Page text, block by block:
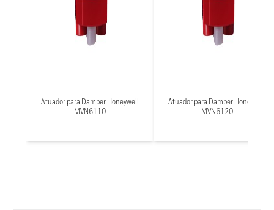
Atuador para Damper Honeywell
MVN6110
Atuador para Damper Honeywell
MVN6120